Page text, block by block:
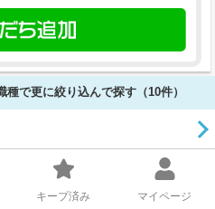
で更に絞り込んで探す（10件）
キープ済み マイページ